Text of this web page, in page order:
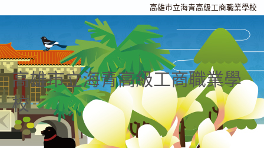
高雄市立海青高級工商職業學校
高雄市立海青高級工商職業學
校